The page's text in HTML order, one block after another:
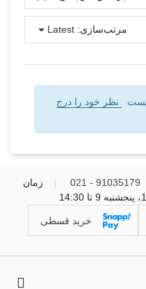
مرتب‌سازی: Latest
نظر خود را درج
91035179 - 021
زمان
خرید قسطی